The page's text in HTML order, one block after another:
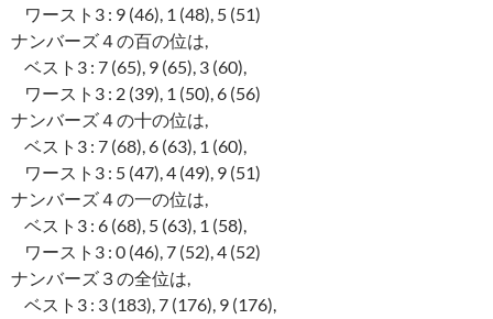
ワースト3 : 9 (46), 1 (48), 5 (51)
ナンバーズ４の百の位は,
ベスト3 : 7 (65), 9 (65), 3 (60),
ワースト3 : 2 (39), 1 (50), 6 (56)
ナンバーズ４の十の位は,
ベスト3 : 7 (68), 6 (63), 1 (60),
ワースト3 : 5 (47), 4 (49), 9 (51)
ナンバーズ４の一の位は,
ベスト3 : 6 (68), 5 (63), 1 (58),
ワースト3 : 0 (46), 7 (52), 4 (52)
ナンバーズ３の全位は,
ベスト3 : 3 (183), 7 (176), 9 (176),